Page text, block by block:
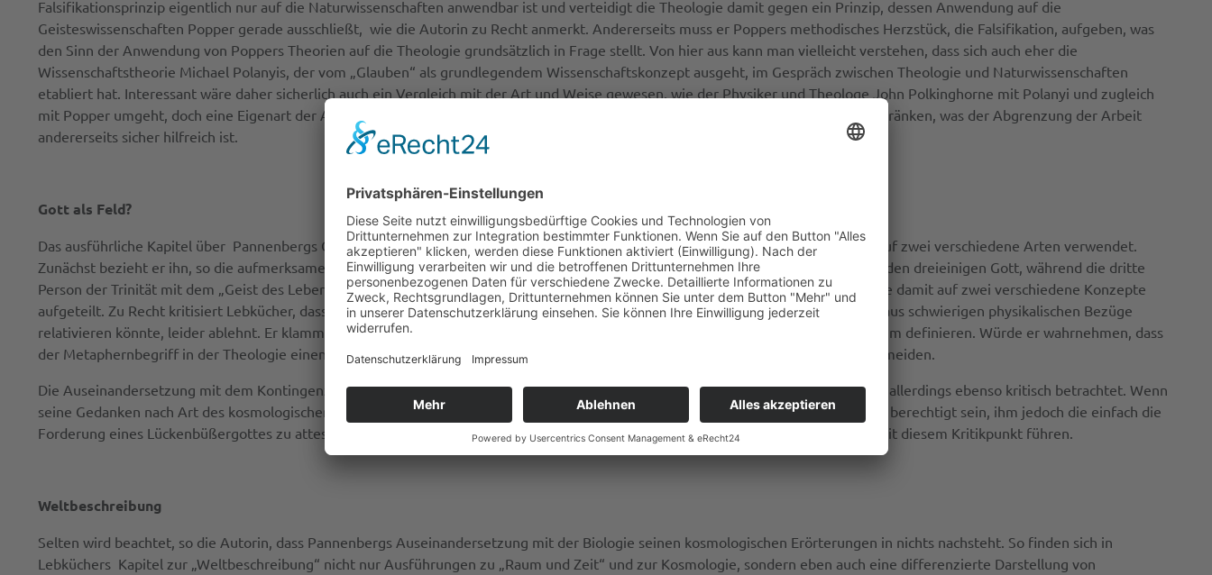
Falsifikationsprinzip eigentlich nur auf die Naturwissenschaften anwendbar ist und verteidigt die Theologie damit gegen ein Prinzip, dessen Anwendung auf die
Geisteswissenschaften Popper gerade ausschließt, wie die Autorin zu Recht anmerkt. Andererseits muss er Poppers methodisches Herzstück, die Falsifikation, aufgeben, was
den Sinn der Anwendung von Poppers Theorien auf die Theologie grundsätzlich in Frage stellt. Von hier aus kann man vielleicht verstehen, dass sich auch eher die
Wissenschaftstheorie Michael Polanyis, der vom „Glauben“ als grundlegendem Wissenschaftskonzept ausgeht, im Gespräch zwischen Theologie und Naturwissenschaften
etabliert hat. Interessant wäre daher sicherlich auch ein Vergleich mit der Art und Weise gewesen, wie der Physiker und Theologe John Polkinghorne mit Polanyi und zugleich
mit Popper umgeht, doch eine Eigenart der Arbeit von Lebkücher ist es, sich auf Pannenberg und dessen engere Rezeption zu beschränken, was der Abgrenzung der Arbeit
andererseits sicher hilfreich ist.
Gott als Feld?
Das ausführliche Kapitel über Pannenbergs Gottesgedanken macht deutlich, dass Pannenberg den Feldbegriff in seiner Theologie auf zwei verschiedene Arten verwendet.
Zunächst bezieht er ihn, so die aufmerksame Analyse der Autorin, auch auf die dritte Person der Trinität, später jedoch nur noch auf den dreieinigen Gott, während die dritte
Person der Trinität mit dem „Geist des Lebens“ identifiziert wird. Die ursprüngliche Einheit von Kraftfeld und Geist des Lebens wurde damit auf zwei verschiedene Konzepte
aufgeteilt. Zu Recht kritisiert Lebkücher, dass Pannenberg ein Verständnis des Feldbegriffs als Metapher, der seine manchmal durchaus schwierigen physikalischen Bezüge
relativieren könnte, leider ablehnt. Er klammert sich daran, dass es um „mehr“ als eine Metapher gehe, kann dieses „mehr“ aber kaum definieren. Würde er wahrnehmen, dass
der Metaphernbegriff in der Theologie einen keineswegs geringen Stellenwert einnimmt, könnte er diese Schwierigkeiten wohl vermeiden.
Die Auseinandersetzung mit dem Kontingenzbegriff, sicherlich eine der Stärken der Arbeiten Pannenbergs, werden von der Autorin allerdings ebenso kritisch betrachtet. Wenn
seine Gedanken nach Art des kosmologischen Gottesbeweises auf die Notwendigkeit eines Schöpfers hinauslaufen, mag diese Kritik berechtigt sein, ihm jedoch die einfach die
Forderung eines Lückenbüßergottes zu attestieren (S. 121), greift wohl etwas kurz und sollte zu intensiverer Auseinandersetzung mit diesem Kritikpunkt führen.
Weltbeschreibung
Selten wird beachtet, so die Autorin, dass Pannenbergs Auseinandersetzung mit der Biologie seinen kosmologischen Erörterungen in nichts nachsteht. So finden sich in
Lebküchers Kapitel zur „Weltbeschreibung“ nicht nur Ausführungen zu „Raum und Zeit“ und zur Kosmologie, sondern eben auch eine differenzierte Darstellung von